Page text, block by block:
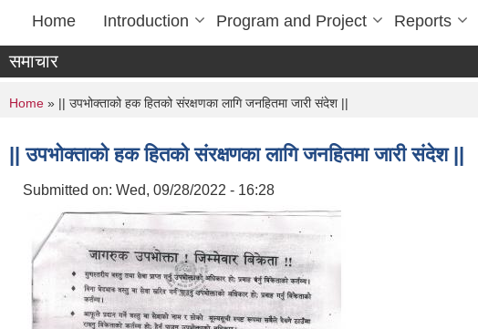
Home Introduction Program and Project Reports
समाचार
You are here
Home » || उपभोक्ताको हक हितको संरक्षणका लागि जनहितमा जारी संदेश ||
|| उपभोक्ताको हक हितको संरक्षणका लागि जनहितमा जारी संदेश ||
Submitted on: Wed, 09/28/2022 - 16:28